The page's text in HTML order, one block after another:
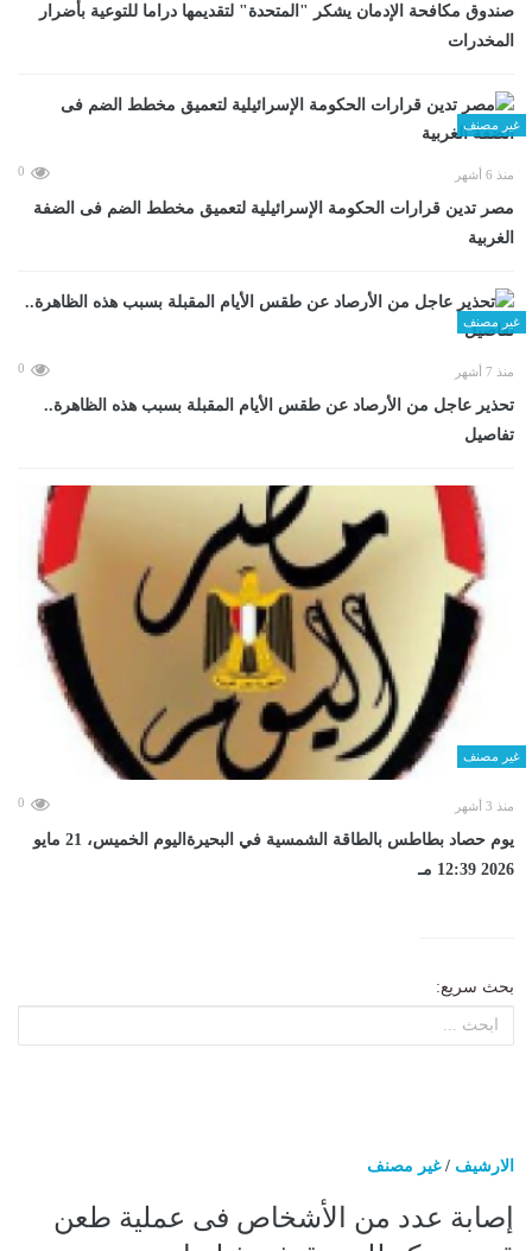
صندوق مكافحة الإدمان يشكر "المتحدة" لتقديمها دراما للتوعية بأضرار
المخدرات
غير مصنف
منذ 6 أشهر 0
مصر تدين قرارات الحكومة الإسرائيلية لتعميق مخطط الضم فى الضفة
الغربية
غير مصنف
منذ 7 أشهر 0
تحذير عاجل من الأرصاد عن طقس الأيام المقبلة بسبب هذه الظاهرة..
تفاصيل
غير مصنف
منذ 3 أشهر 0
يوم حصاد بطاطس بالطاقة الشمسية في البحيرةاليوم الخميس، 21 مايو
2026 12:39 مـ
بحث سريع:
الارشيف /غير مصنف
إصابة عدد من الأشخاص فى عملية طعن